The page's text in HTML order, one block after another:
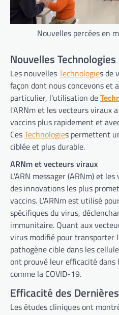
Nouvelles percées en
Nouvelles Technologies
Les nouvellesTechnologies de
façon dont nous concevons et
particulier, l'utilisation de
l'ARNm et les vecteurs viraux
vaccins plus rapidement et
CesTechnologies permettent
ciblée et plus durable.
ARNm et vecteurs viraux
L'ARN messager (ARNm) et
des innovations les plus
vaccins. L'ARNm est utilisé
spécifiques du virus,
immunitaire. Quant aux
virus modifié pour transporter
pathogène cible dans les
ont prouvé leur efficacité
comme la COVID-19.
Efficacité des
Les études cliniques ont